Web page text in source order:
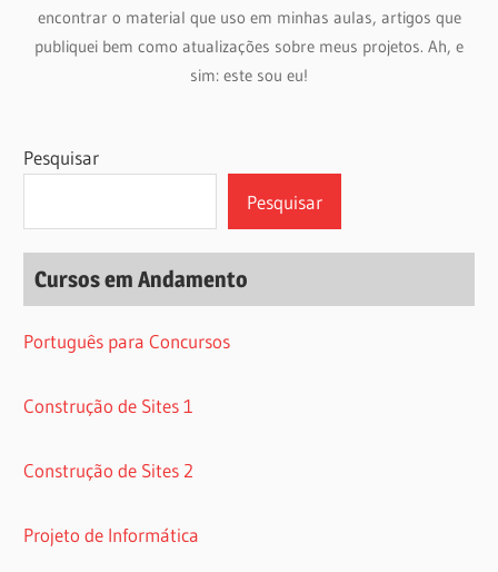
encontrar o material que uso em minhas aulas, artigos que
publiquei bem como atualizações sobre meus projetos. Ah, e
sim: este sou eu!
Pesquisar
Pesquisar
Cursos em Andamento
Português para Concursos
Construção de Sites 1
Construção de Sites 2
Projeto de Informática